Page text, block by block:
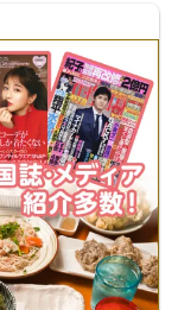
マッチングアプリ
く為、プロフィール
に困った場合はスタ
い。
うにする為、イベン
せん。
います。
いた』『イベント画
りません！！